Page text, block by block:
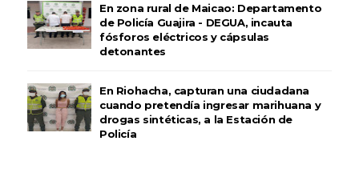
En zona rural de Maicao: Departamento
de Policía Guajira - DEGUA, incauta
fósforos eléctricos y cápsulas
detonantes
En Riohacha, capturan una ciudadana
cuando pretendía ingresar marihuana y
drogas sintéticas, a la Estación de
Policía